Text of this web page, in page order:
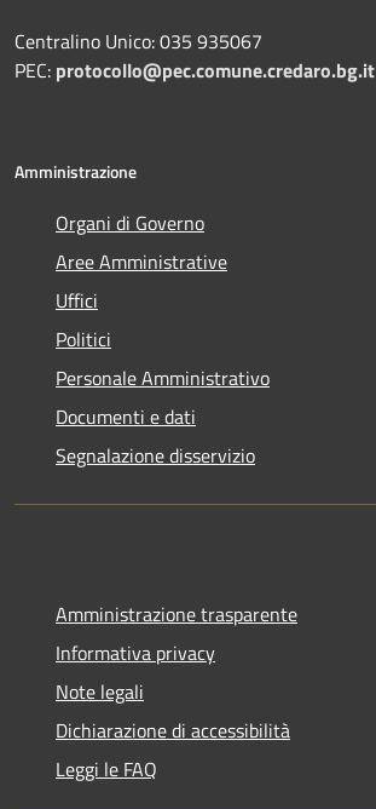
Centralino Unico: 035 935067
PEC: protocollo@pec.comune.credaro.bg.it
Amministrazione
Organi di Governo
Aree Amministrative
Uffici
Politici
Personale Amministrativo
Documenti e dati
Segnalazione disservizio
Amministrazione trasparente
Informativa privacy
Note legali
Dichiarazione di accessibilità
Leggi le FAQ